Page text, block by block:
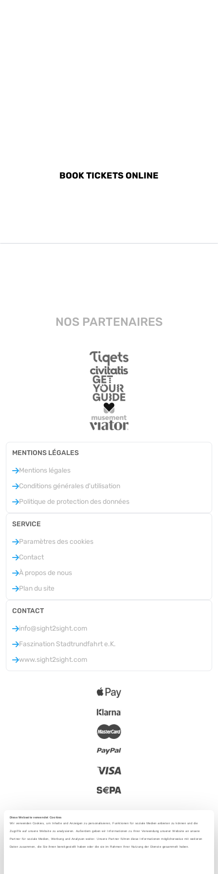
Diese Webseite verwendet Cookies
Wir verwenden Cookies, um Inhalte und Anzeigen zu personalisieren, Funktionen für soziale Medien anbieten zu können und die
Zugriffe auf unsere Website zu analysieren. Außerdem geben wir Informationen zu Ihrer Verwendung unserer Website an unsere
Partner für soziale Medien, Werbung und Analysen weiter. Unsere Partner führen diese Informationen möglicherweise mit weiteren
Daten zusammen, die Sie ihnen bereitgestellt haben oder die sie im Rahmen Ihrer Nutzung der Dienste gesammelt haben.
BOOK TICKETS ONLINE
NOS PARTENAIRES
MENTIONS LÉGALES
Mentions légales
Conditions générales d'utilisation
Politique de protection des données
SERVICE
Paramètres des cookies
Contact
À propos de nous
Plan du site
CONTACT
info@sight2sight.com
Faszination Stadtrundfahrt e.K.
www.sight2sight.com
2025 - Avec amour depuis Berlin